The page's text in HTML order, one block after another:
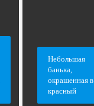
Небольшая
банька,
окрашенная в
красный